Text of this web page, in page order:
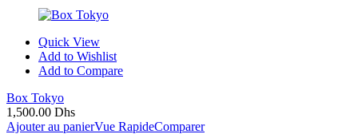
Quick View
Add to Wishlist
Add to Compare
Box Tokyo
1,500.00 Dhs
Ajouter au panierVue RapideComparer